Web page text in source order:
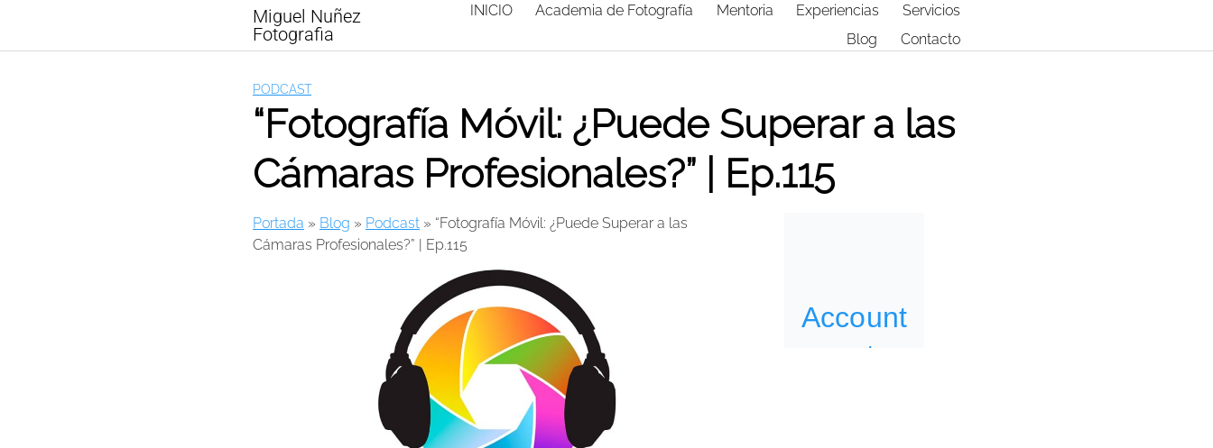
content
Miguel Nuñez
Fotografia
INICIO Academia de Fotografía Mentoria Experiencias
Servicios
Blog
Contacto
PODCAST
“Fotografía Móvil: ¿Puede Superar a las
Cámaras Profesionales?” | Ep.115
Portada » Blog » Podcast » “Fotografía Móvil: ¿Puede Superar a las
Cámaras Profesionales?” | Ep.115